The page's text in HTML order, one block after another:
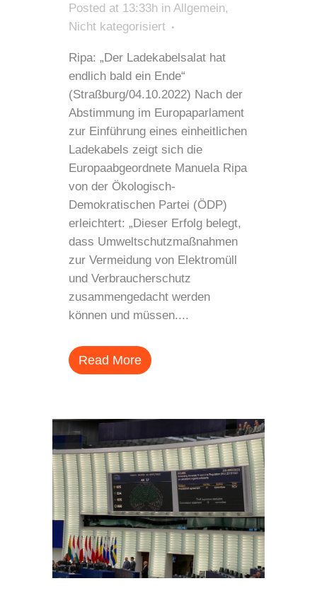
Posted at 13:33h in Allgemein,
Nicht kategorisiert
Ripa: „Der Ladekabelsalat hat
endlich bald ein Ende“
(Straßburg/04.10.2022) Nach der
Abstimmung im Europaparlament
zur Einführung eines einheitlichen
Ladekabels zeigt sich die
Europaabgeordnete Manuela Ripa
von der Ökologisch-
Demokratischen Partei (ÖDP)
erleichtert: „Dieser Erfolg belegt,
dass Umweltschutzmaßnahmen
zur Vermeidung von Elektromüll
und Verbraucherschutz
zusammengedacht werden
können und müssen....
Read More